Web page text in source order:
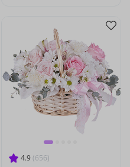
4.9 (656)